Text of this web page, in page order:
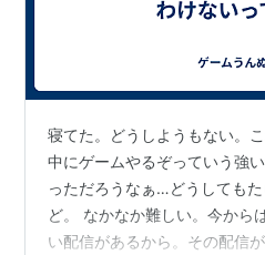
寝てた。どうしようもない。
中にゲームやるぞっていう強
っただろうなぁ…どうしても
ど。 なかなか難しい。今から
い配信があるから。その配信